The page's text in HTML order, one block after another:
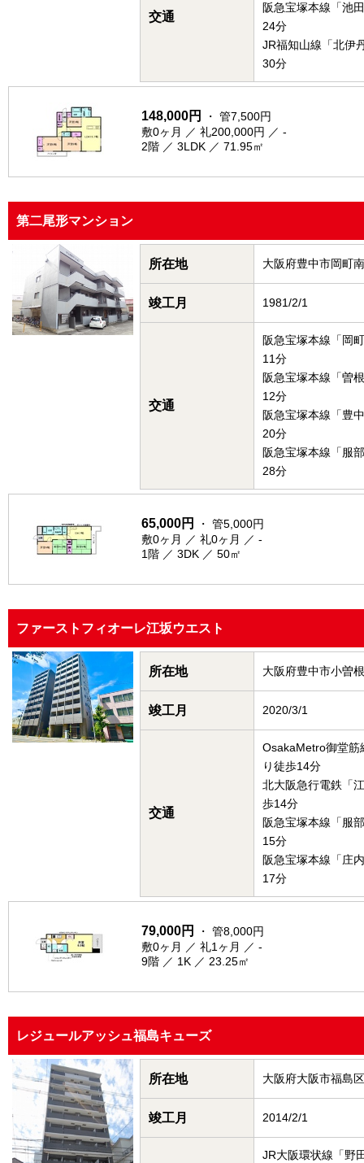
交通
阪急宝塚本線「池
24分
JR福知山線「北伊
30分
148,000円
・ 管7,500円
敷0ヶ月 ／ 礼200,000円 ／ -
2階 ／ 3LDK ／ 71.95㎡
第二尾形マンション
所在地 大阪府豊中市岡町南
竣工月 1981/2/1
交通
阪急宝塚本線「岡
11分
阪急宝塚本線「曽
12分
阪急宝塚本線「豊
20分
阪急宝塚本線「服
28分
65,000円
・ 管5,000円
敷0ヶ月 ／ 礼0ヶ月 ／ -
1階 ／ 3DK ／ 50㎡
ファーストフィオーレ江坂ウエスト
所在地 大阪府豊中市小曽根
竣工月 2020/3/1
交通
OsakaMetro御堂筋
り徒歩14分
北大阪急行電鉄「
歩14分
阪急宝塚本線「服
15分
阪急宝塚本線「庄
17分
79,000円
・ 管8,000円
敷0ヶ月 ／ 礼1ヶ月 ／ -
9階 ／ 1K ／ 23.25㎡
レジュールアッシュ福島キューズ
所在地 大阪府大阪市福島
竣工月 2014/2/1
JR大阪環状線「野